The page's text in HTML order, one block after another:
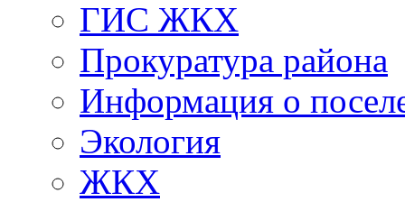
ГИС ЖКХ
Прокуратура района
Информация о
Экология
ЖКХ